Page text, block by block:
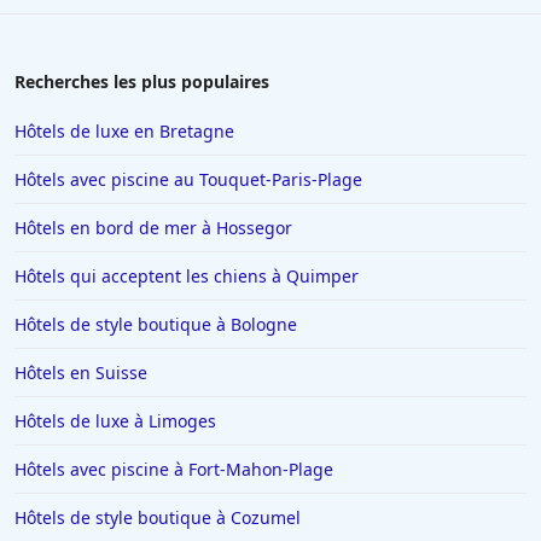
Hôtels au Lavandou
Hôtels à Blois
Hôtels à Valence
Hôtels à Risoul
Hôtels à Toulouse
Hôtels à Saint-Gervais-les-Bains
Hôtels à Portofino
Recherches les plus populaires
Hôtels de luxe en Bretagne
Hôtels avec piscine au Touquet-Paris-Plage
Hôtels en bord de mer à Hossegor
Hôtels qui acceptent les chiens à Quimper
Hôtels de style boutique à Bologne
Hôtels en Suisse
Hôtels de luxe à Limoges
Hôtels avec piscine à Fort-Mahon-Plage
Hôtels de style boutique à Cozumel